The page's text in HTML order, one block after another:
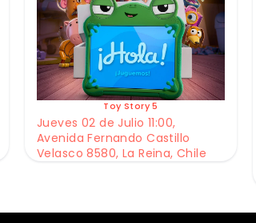
Toy Story 5
Jueves 02 de Julio 11:00,
Avenida Fernando Castillo
Velasco 8580, La Reina, Chile